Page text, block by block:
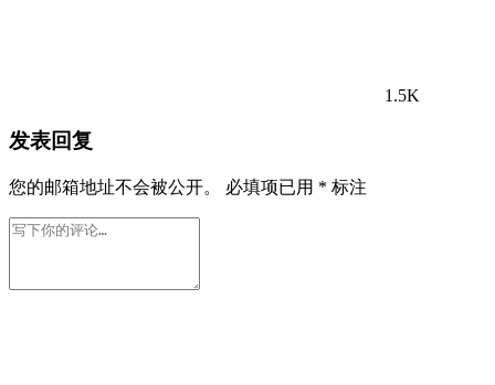
1.5K
发表回复
您的邮箱地址不会被公开。 必填项已用 * 标注